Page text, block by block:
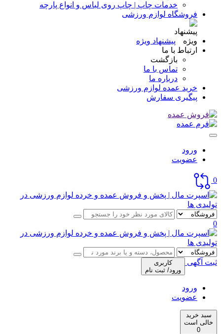
خدمات چاپ | چاپ روی لباس و انواع پارچه
فروشگاه لوازم ورزشی
پیشنهاد ویژه
ارتباط با ما
بازگشت
تماس با ما
درباره ما
خرید عمده لوازم ورزشی
پیگیری سفارش
ورود
عضویت
0
0
ثبت آگهی
کاربری
ورود/ ثبت نام
ورود
عضویت
سبد خرید
خالی است
0